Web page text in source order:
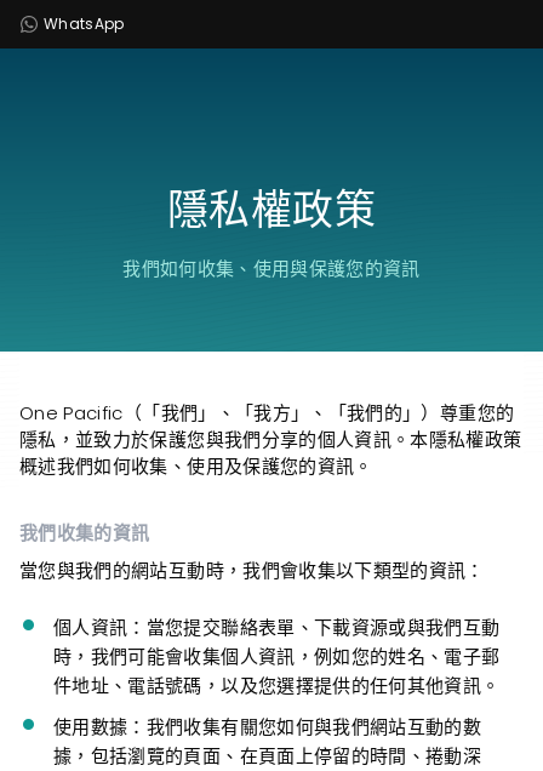
WhatsApp
隱私權政策
我們如何收集、使用與保護您的資訊
One Pacific（「我們」、「我方」、「我們的」）尊重您的
隱私，並致力於保護您與我們分享的個人資訊。本隱私權政策
概述我們如何收集、使用及保護您的資訊。
我們收集的資訊
當您與我們的網站互動時，我們會收集以下類型的資訊：
個人資訊：當您提交聯絡表單、下載資源或與我們互動
時，我們可能會收集個人資訊，例如您的姓名、電子郵
件地址、電話號碼，以及您選擇提供的任何其他資訊。
使用數據：我們收集有關您如何與我們網站互動的數
據，包括瀏覽的頁面、在頁面上停留的時間、捲動深